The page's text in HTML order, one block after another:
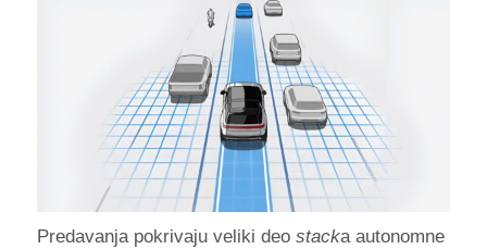
Predavanja pokrivaju veliki deo stacka autonomne